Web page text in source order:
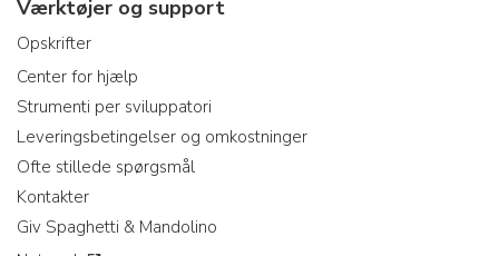
Værktøjer og support
Opskrifter
Center for hjælp
Strumenti per sviluppatori
Leveringsbetingelser og omkostninger
Ofte stillede spørgsmål
Kontakter
Giv Spaghetti & Mandolino